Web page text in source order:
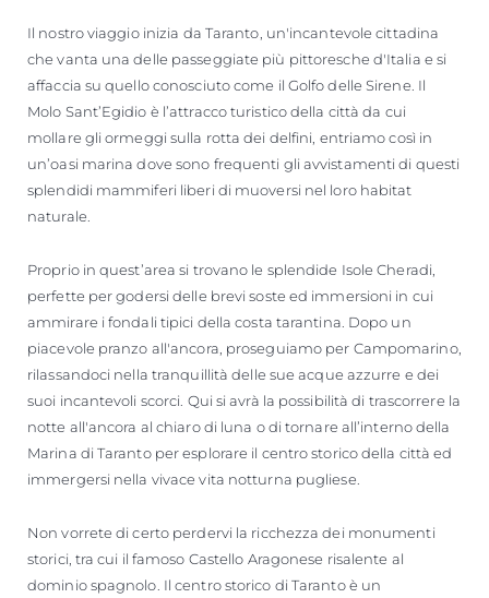
Il nostro viaggio inizia da Taranto, un'incantevole cittadina
che vanta una delle passeggiate più pittoresche d'Italia e si
affaccia su quello conosciuto come il Golfo delle Sirene. Il
Molo Sant’Egidio è l’attracco turistico della città da cui
mollare gli ormeggi sulla rotta dei delfini, entriamo così in
un’oasi marina dove sono frequenti gli avvistamenti di questi
splendidi mammiferi liberi di muoversi nel loro habitat
naturale.
Proprio in quest’area si trovano le splendide Isole Cheradi,
perfette per godersi delle brevi soste ed immersioni in cui
ammirare i fondali tipici della costa tarantina. Dopo un
piacevole pranzo all'ancora, proseguiamo per Campomarino,
rilassandoci nella tranquillità delle sue acque azzurre e dei
suoi incantevoli scorci. Qui si avrà la possibilità di trascorrere la
notte all'ancora al chiaro di luna o di tornare all’interno della
Marina di Taranto per esplorare il centro storico della città ed
immergersi nella vivace vita notturna pugliese.
Non vorrete di certo perdervi la ricchezza dei monumenti
storici, tra cui il famoso Castello Aragonese risalente al
dominio spagnolo. Il centro storico di Taranto è un